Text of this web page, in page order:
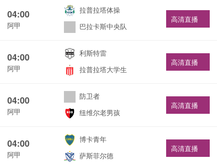
04:00
阿甲
拉普拉塔体操
巴拉卡斯中央队
高清直播
04:00
阿甲
利斯特雷
拉普拉塔大学生
高清直播
04:00
阿甲
防卫者
纽维尔老男孩
高清直播
04:00
阿甲
博卡青年
萨斯菲尔德
高清直播